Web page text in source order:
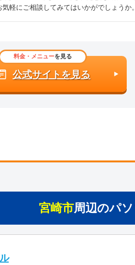
軽にご相談してみてはいかがでしょうか。
料金・メニューを見る
公式サイトを見る
宮崎市周辺のパ